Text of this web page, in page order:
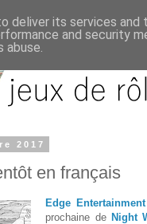
2017
en français
Edge Entertainment
prochaine de Night
deliver its services and
and security
abuse.